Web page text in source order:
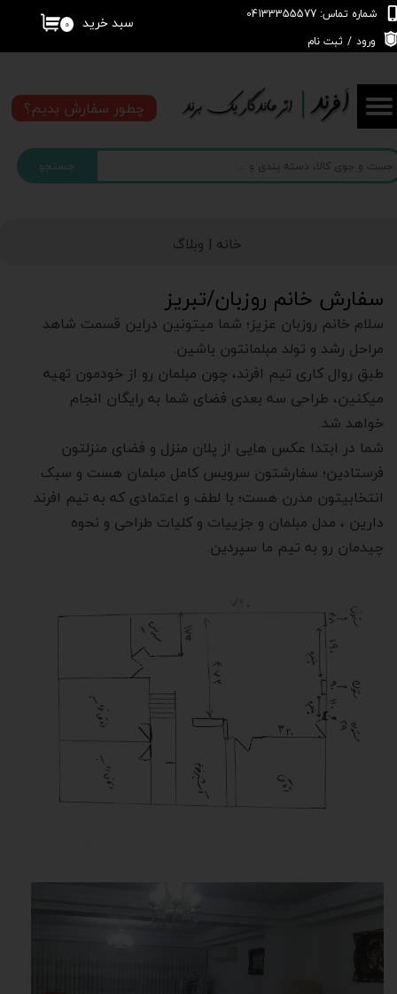
جستجو
شماره تماس: 04133355577
۰ سبد خرید
ورود / ثبت نام
حساب کاربری من
تغییر گذر واژه
سفارشات
خروج از حساب کاربری
چطور سفارش بدیم؟
خانه | وبلاگ
سفارش خانم روزبان/تبریز
سلام خانم روزبان عزیز؛ شما میتونین دراین قسمت شاهد
مراحل رشد و تولد مبلمانتون باشین.
طبق روال کاری تیم افرند، چون مبلمان رو از خودمون تهیه
میکنین، طراحی سه بعدی فضای شما به رایگان انجام
خواهد شد.
شما در ابتدا عکس هایی از پلان منزل و فضای منزلتون
فرستادین؛ سفارشتون سرویس کامل مبلمان هست و سبک
انتخابیتون مدرن هست؛ با لطف و اعتمادی که به تیم افرند
دارین ، مدل مبلمان و جزییات و کلیات طراحی و نحوه
چیدمان رو به تیم ما سپردین.